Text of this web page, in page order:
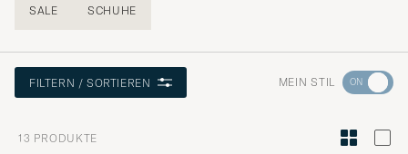
SALE SCHUHE
FILTERN / SORTIEREN MEIN STIL Wechseln
zur
13 PRODUKTE